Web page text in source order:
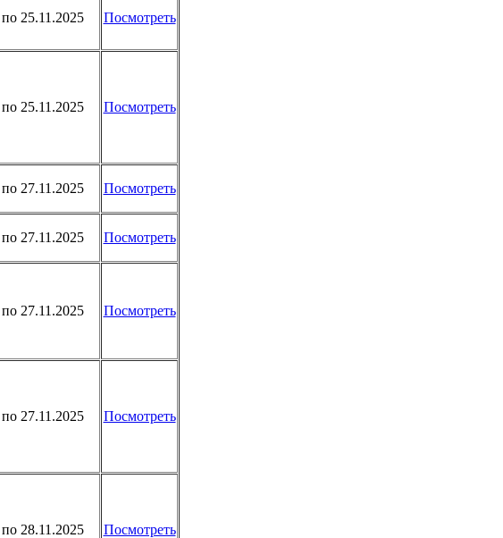
по 25.11.2025 Посмотреть
по 25.11.2025 Посмотреть
по 27.11.2025 Посмотреть
по 27.11.2025 Посмотреть
по 27.11.2025 Посмотреть
по 27.11.2025 Посмотреть
по 28.11.2025 Посмотреть